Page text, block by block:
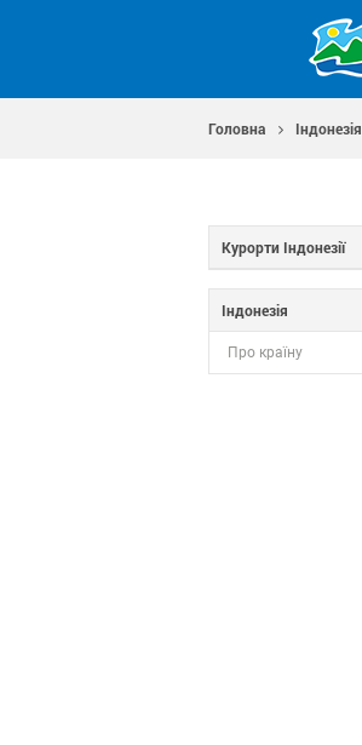
Головна Індонезія
Курорти Індонезії
Індонезія
Про країну